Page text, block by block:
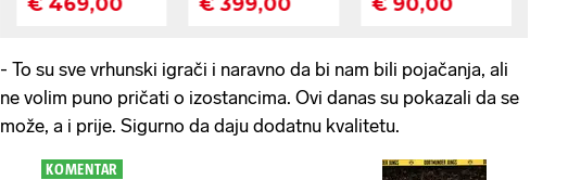
- To su sve vrhunski igrači i naravno da bi nam bili pojačanja, ali
ne volim puno pričati o izostancima. Ovi danas su pokazali da se
može, a i prije. Sigurno da daju dodatnu kvalitetu.
KOMENTAR